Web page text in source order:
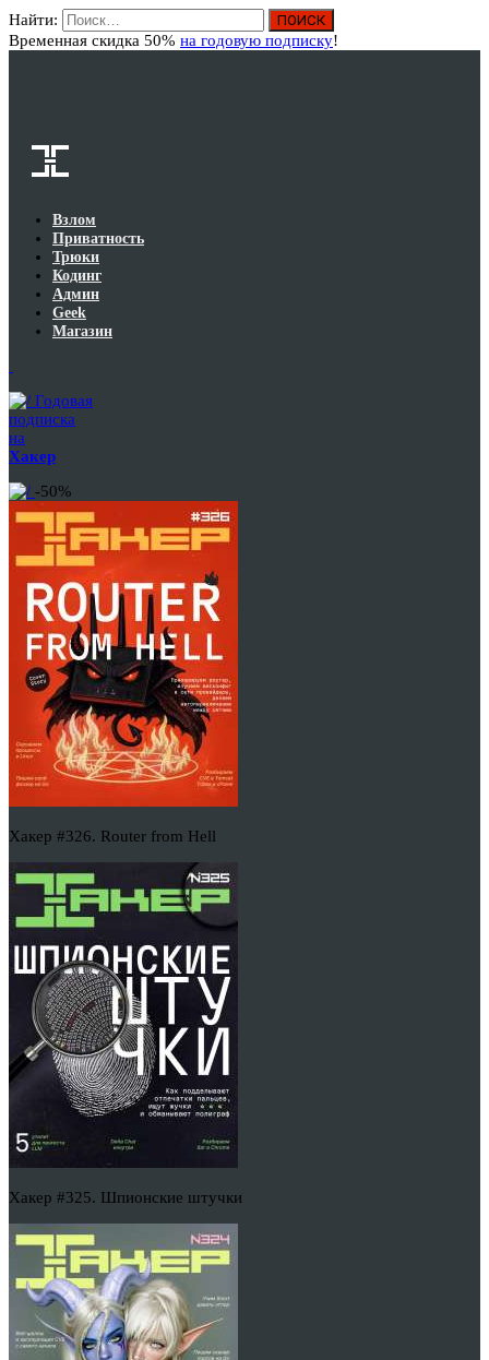
Найти:
Временная скидка 50% на годовую подписку!
Взлом
Приватность
Трюки
Кодинг
Админ
Geek
Магазин
Годовая
подписка
на
Хакер
-50%
Хакер #326. Router from Hell
Хакер #325. Шпионские штучки